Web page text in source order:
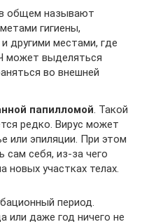
общем называют
гигиены,
другими местами, где
может выделяться
во внешней
папилломой . Такой
редко. Вирус может
или эпиляции. При этом
сам себя, из-за чего
новых участках телах.
период.
или даже год ничего не